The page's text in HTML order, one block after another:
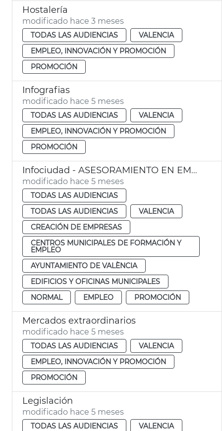
Hostalería
modificado hace 3 meses
TODAS LAS AUDIENCIAS
VALENCIA
EMPLEO, INNOVACIÓN Y PROMOCIÓN
PROMOCIÓN
Infografias
modificado hace 5 meses
TODAS LAS AUDIENCIAS
VALENCIA
EMPLEO, INNOVACIÓN Y PROMOCIÓN
PROMOCIÓN
Infociudad - ASESORAMIENTO EN EMPRENDIMIENTO Y CREACIÓN DE LA EMPRESA - ESPACIO COWORKING
modificado hace 5 meses
TODAS LAS AUDIENCIAS
TODAS LAS AUDIENCIAS
VALENCIA
CREACIÓN DE EMPRESAS
CENTROS MUNICIPALES DE FORMACIÓN Y
EMPLEO
AYUNTAMIENTO DE VALÈNCIA
EDIFICIOS Y OFICINAS MUNICIPALES
NORMAL
EMPLEO PROMOCIÓN
Mercados extraordinarios
modificado hace 5 meses
TODAS LAS AUDIENCIAS
VALENCIA
EMPLEO, INNOVACIÓN Y PROMOCIÓN
PROMOCIÓN
Legislación
modificado hace 5 meses
TODAS LAS AUDIENCIAS
VALENCIA